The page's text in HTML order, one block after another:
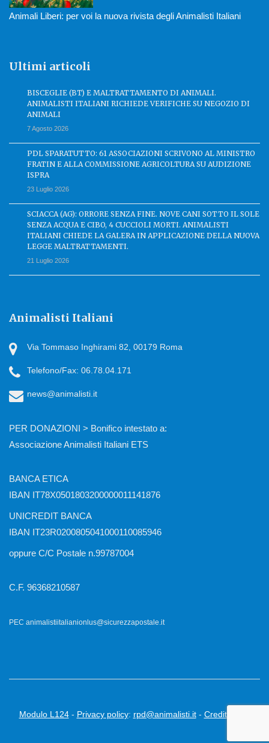
Animali Liberi: per voi la nuova rivista degli Animalisti Italiani
Ultimi articoli
BISCEGLIE (BT) E MALTRATTAMENTO DI ANIMALI.
ANIMALISTI ITALIANI RICHIEDE VERIFICHE SU NEGOZIO DI
ANIMALI
7 Agosto 2026
PDL SPARATUTTO: 61 ASSOCIAZIONI SCRIVONO AL MINISTRO
FRATIN E ALLA COMMISSIONE AGRICOLTURA SU AUDIZIONE
ISPRA
23 Luglio 2026
SCIACCA (AG): ORRORE SENZA FINE. NOVE CANI SOTTO IL SOLE
SENZA ACQUA E CIBO, 4 CUCCIOLI MORTI. ANIMALISTI
ITALIANI CHIEDE LA GALERA IN APPLICAZIONE DELLA NUOVA
LEGGE MALTRATTAMENTI.
21 Luglio 2026
Animalisti Italiani
Via Tommaso Inghirami 82, 00179 Roma
Telefono/Fax: 06.78.04.171
news@animalisti.it
PER DONAZIONI > Bonifico intestato a:
Associazione Animalisti Italiani ETS
BANCA ETICA
IBAN IT78X0501803200000011141876
UNICREDIT BANCA
IBAN IT23R0200805041000110085946
oppure C/C Postale n.99787004
C.F. 96368210587
PEC animalistiitalianionlus@sicurezzapostale.it
Modulo L124- Privacy policy: rpd@animalisti.it- Credits